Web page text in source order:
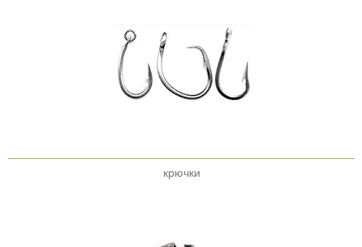
крючки